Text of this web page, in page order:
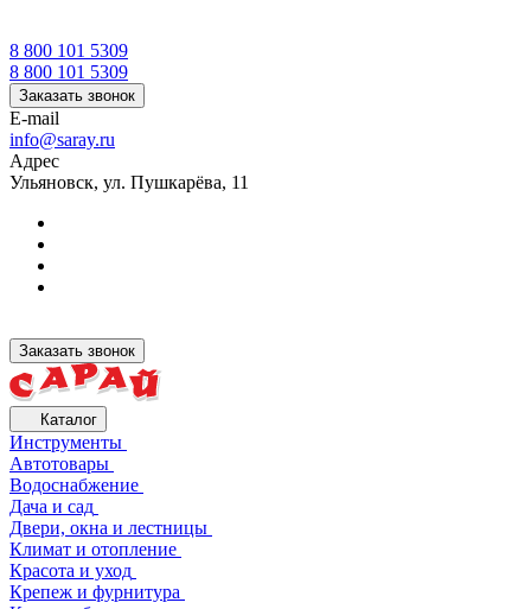
8 800 101 5309
8 800 101 5309
Заказать звонок
E-mail
info@saray.ru
Адрес
Ульяновск, ул. Пушкарёва, 11
Заказать звонок
Каталог
Инструменты
Автотовары
Водоснабжение
Дача и сад
Двери, окна и лестницы
Климат и отопление
Красота и уход
Крепеж и фурнитура